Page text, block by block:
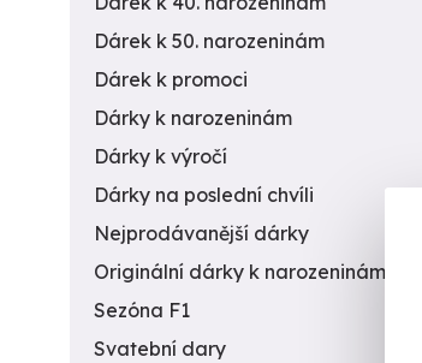
Dárek k 50. narozeninám
Dárek k promoci
Dárky k narozeninám
Dárky k výročí
Dárky na poslední chvíli
Nejprodávanější dárky
Originální dárky k narozeninám
Sezóna F1
Svatební dary